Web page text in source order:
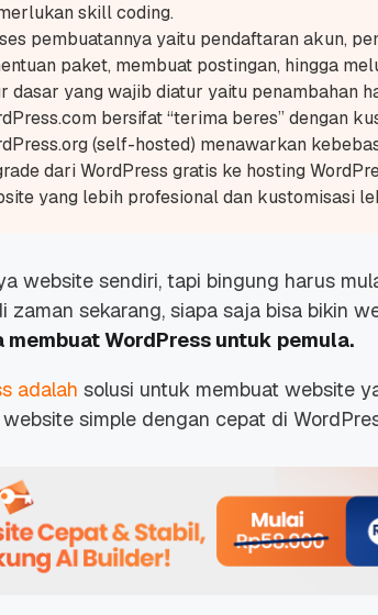
skill coding.
pembuatannya yaitu pendaftaran akun,
paket, membuat postingan, hingga
dasar yang wajib diatur yaitu penambahan
bersifat “terima beres” dengan
(self-hosted) menawarkan
dari WordPress gratis ke hosting
yang lebih profesional dan kustomisasi
website sendiri, tapi bingung harus
zaman sekarang, siapa saja bisa bikin
membuat WordPress untuk pemula.
adalah solusi untuk membuat website
simple dengan cepat di